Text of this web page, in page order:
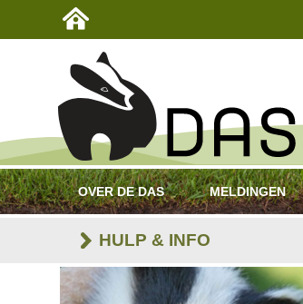
OVER DE DAS MELDINGEN
HULP & INFO